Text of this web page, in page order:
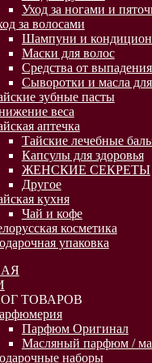
Уход за ногами и
за волосами
Шампуни и
Маски для волос
Средства от
Сыворотки и масла
зубные пасты
веса
аптечка
Тайские лечебные
Капсулы для здоровья
ЖЕНСКИЕ СЕКРЕТЫ
Другое
кухня
Чай и кофе
косметика
упаковка
ТОВАРОВ
Парфюм Оригинал
Масляный парфюм /
наборы